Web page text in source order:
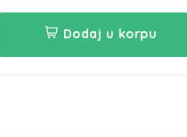
Dodaj u korpu